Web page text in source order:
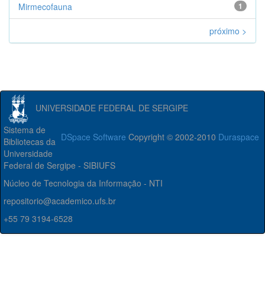
1
Mirmecofauna
próximo >
UNIVERSIDADE FEDERAL DE SERGIPE
DSpace Software Copyright © 2002-2010 Duraspace
Sistema de
Bibliotecas da
Universidade
Federal de Sergipe - SIBIUFS
Núcleo de Tecnologia da Informação - NTI
repositorio@academico.ufs.br
+55 79 3194-6528